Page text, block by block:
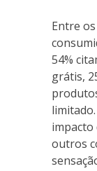
Entre
54%
grátis,
impacto
outros